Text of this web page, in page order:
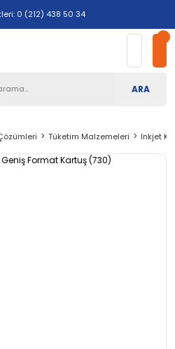
0 (212) 438 50 34
ARA
Tüketim Malzemeleri Inkjet